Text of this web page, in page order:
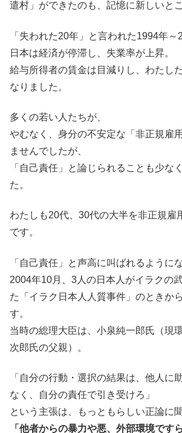
遣村」ができたのも、記憶に新しいと
「失われた20年」と言われた1994年～
日本は経済が停滞し、失業率が上昇。
給与所得者の賃金は目減りし、わたし
なりました。
多くの若い人たちが、
やむなく、身分の不安定な「非正規雇
ませんでしたが、
「自己責任」と論じられることも少な
た。
わたしも20代、30代の大半を非正規雇
です。
「自己責任」と声高に叫ばれるように
2004年10月、3人の日本人がイラクの
た「イラク日本人人質事件」のときか
す。
当時の総理大臣は、小泉純一郎氏（現
次郎氏の父親）。
「自分の行動・選択の結果は、他人に
なく、自分の責任で引き受けろ」
という主張は、もっともらしい正論に
「他者からの暴力や悪、外部環境です